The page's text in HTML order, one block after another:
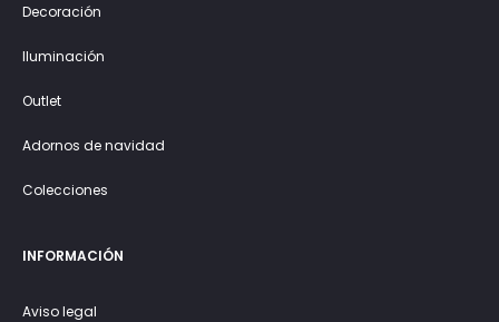
Decoración
Iluminación
Outlet
Adornos de navidad
Colecciones
INFORMACIÓN
Aviso legal